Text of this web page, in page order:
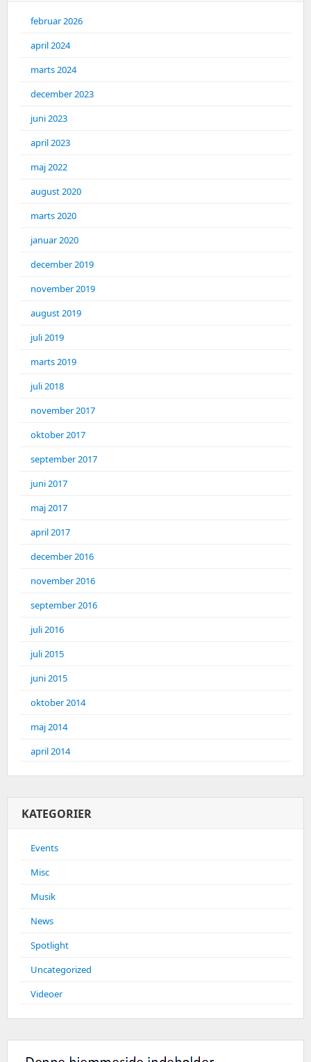
februar 2026
april 2024
marts 2024
december 2023
juni 2023
april 2023
maj 2022
august 2020
marts 2020
januar 2020
december 2019
november 2019
august 2019
juli 2019
marts 2019
juli 2018
november 2017
oktober 2017
september 2017
juni 2017
maj 2017
april 2017
december 2016
november 2016
september 2016
juli 2016
juli 2015
juni 2015
oktober 2014
maj 2014
april 2014
KATEGORIER
Events
Misc
Musik
News
Spotlight
Uncategorized
Videoer